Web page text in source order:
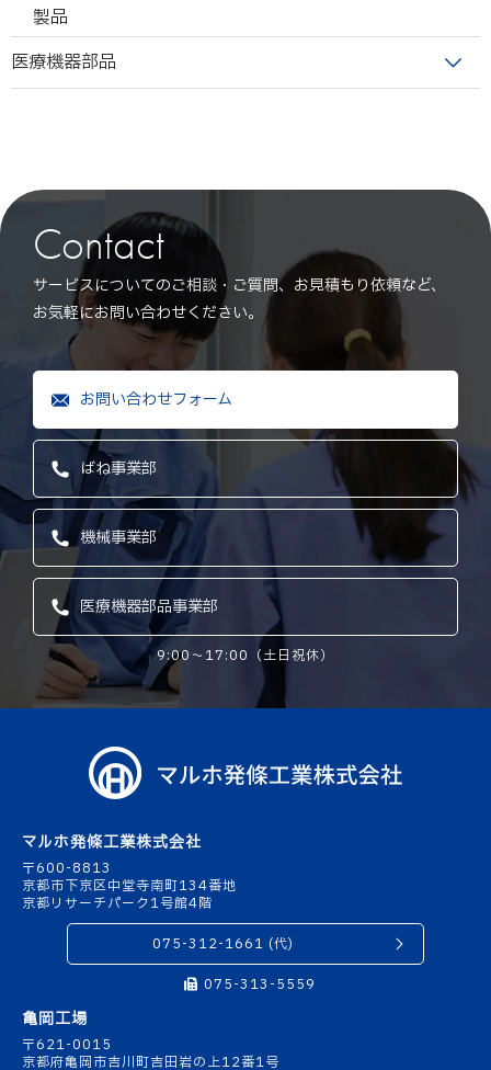
製品
医療機器部品
Contact
サービスについてのご相談・ご質問、お見積もり依頼など、
お気軽にお問い合わせください。
お問い合わせフォーム
ばね事業部
機械事業部
医療機器部品事業部
9:00〜17:00（土日祝休）
マルホ発條工業株式会社
〒600-8813
京都市下京区中堂寺南町134番地
京都リサーチパーク1号館4階
075-312-1661 (代)
075-313-5559
亀岡工場
〒621-0015
京都府亀岡市吉川町吉田岩の上12番1号